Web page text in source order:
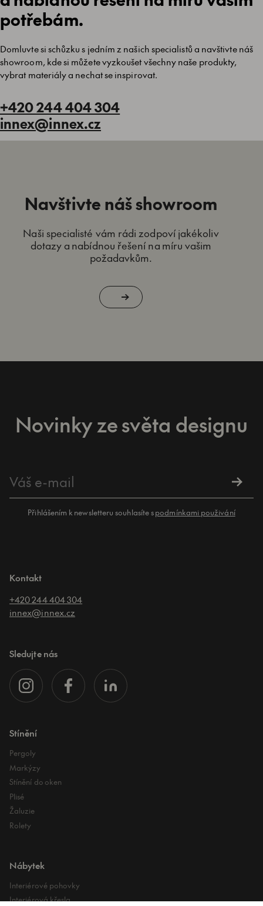
potřebám.
Domluvte si schůzku s jedním z našich specialistů a navštivte náš
showroom, kde si můžete vyzkoušet všechny naše produkty,
vybrat materiály a nechat se inspirovat.
+420 244 404 304
innex@innex.cz
Navštivte náš showroom
Naši specialisté vám rádi zodpoví jakékoliv
dotazy a nabídnou řešení na míru vašim
požadavkům.
Novinky ze světa designu
Přihlášením k newsletteru souhlasíte spodmínkami použivání
Kontakt
+420 244 404 304
innex@innex.cz
Sledujte nás
Stínění
Pergoly
Markýzy
Stínění do oken
Plisé
Žaluzie
Rolety
Nábytek
Interiérové pohovky
Interiérová křesla